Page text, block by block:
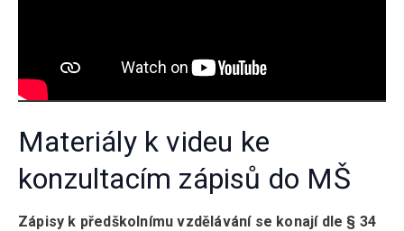
Materiály k videu ke
konzultacím zápisů do MŠ
Zápisy k předškolnímu vzdělávání se konají dle § 34